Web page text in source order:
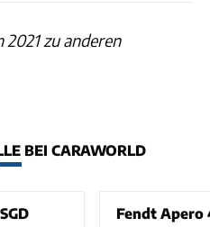
zu anderen
BEI CARAWORLD
Fendt Apero